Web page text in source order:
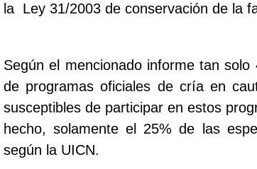
la Ley 31/2003 de conservación de la
Según el mencionado informe tan
de programas oficiales de cría en
susceptibles de participar en estos
hecho, solamente el 25% de las
según la UICN.